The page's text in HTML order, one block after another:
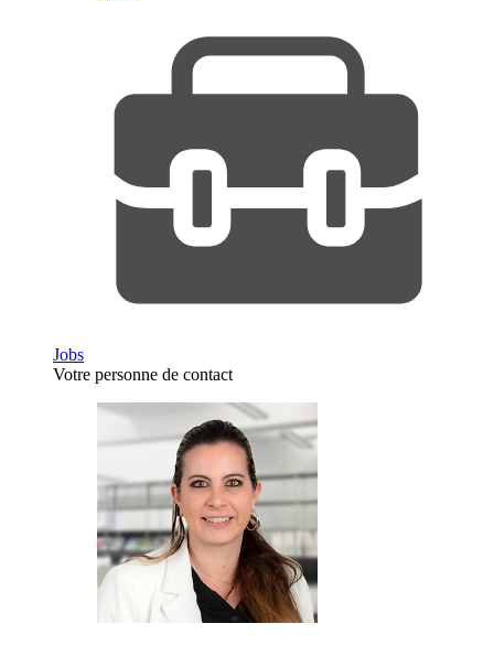
Jobs
Votre personne de contact